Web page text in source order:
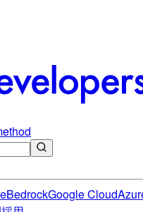
BedrockGoogle Cloud